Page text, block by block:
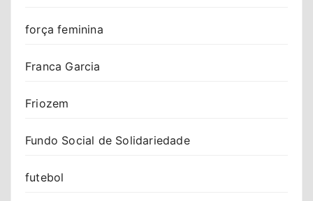
força feminina
Franca Garcia
Friozem
Fundo Social de Solidariedade
futebol